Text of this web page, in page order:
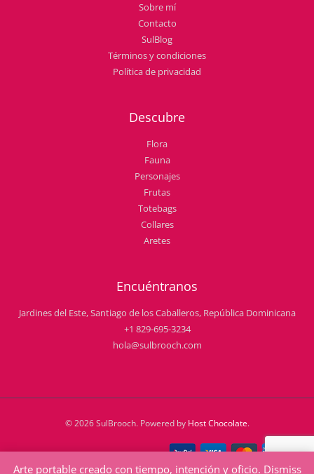
Arte portable creado con tiempo, intención y oficio. Dismiss
Sobre mí
Contacto
SulBlog
Términos y condiciones
Política de privacidad
Descubre
Flora
Fauna
Personajes
Frutas
Totebags
Collares
Aretes
Encuéntranos
Jardines del Este, Santiago de los Caballeros, República Dominicana
+1 829-695-3234
hola@sulbrooch.com
© 2026 SulBrooch. Powered by Host Chocolate.